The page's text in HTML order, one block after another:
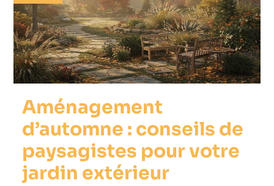
Aménagement
d’automne : conseils de
paysagistes pour votre
jardin extérieur